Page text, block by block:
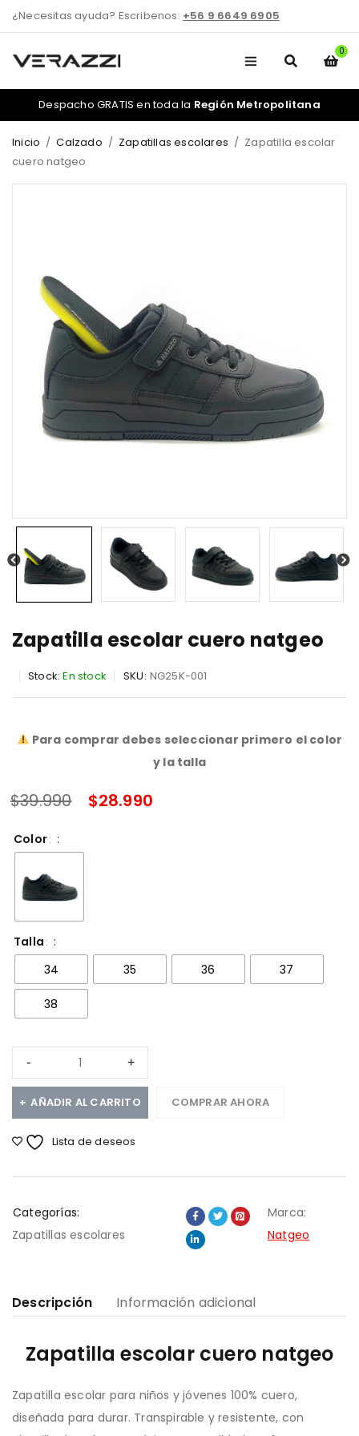
¿Necesitas ayuda? Escribenos: +56 9 6649 6905
0
Despacho GRATIS en toda la Región Metropolitana
Inicio / Calzado / Zapatillas escolares / Zapatilla escolar
cuero natgeo
Zapatilla escolar cuero natgeo
Stock: En stock SKU: NG25K-001
SALE ENDS IN:
Para comprar debes seleccionar primero el color
y la talla
$39.990 $28.990
Color
Talla
34
35 36 37
38
AÑADIR AL CARRITO COMPRAR AHORA
Lista de deseos
Categorías:
Zapatillas escolares
Marca:
Natgeo
Descripción Información adicional
Zapatilla escolar cuero natgeo
Zapatilla escolar para niños y jóvenes 100% cuero,
diseñada para durar. Transpirable y resistente, con